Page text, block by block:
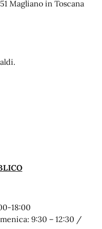
Magliano in Toscana
18:00
9:30 – 12:30 /